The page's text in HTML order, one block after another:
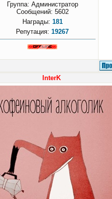
Группа: Администратор
Сообщений: 5602
Награды: 181
Репутация: 19267
InterK